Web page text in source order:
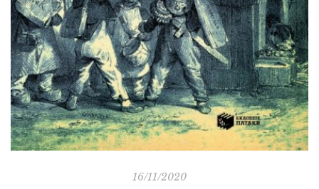
16/11/2020